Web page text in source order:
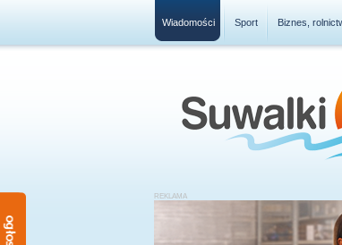
Wiadomości Sport Biznes,